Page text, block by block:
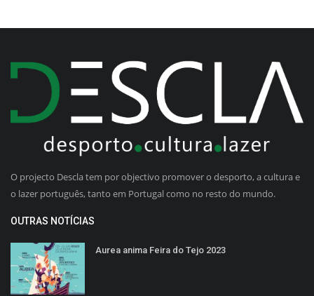
O projecto Descla tem por objectivo promover o desporto, a cultura e
o lazer português, tanto em Portugal como no resto do mundo.
OUTRAS NOTÍCIAS
Aurea anima Feira do Tejo 2023